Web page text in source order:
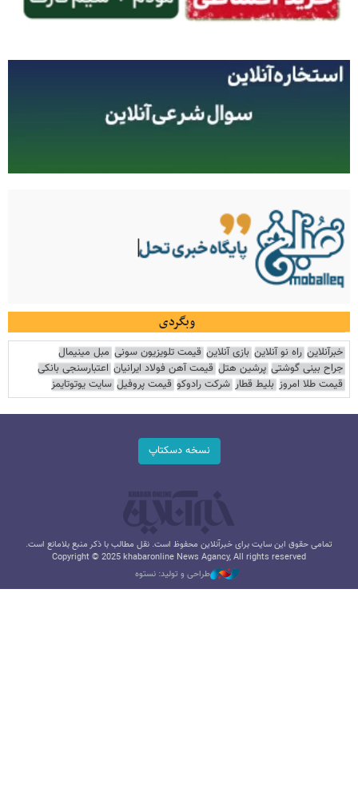
وبگردی
خبرآنلاین راه نو آنلاین بازی آنلاین قیمت تلویزیون سونی مبل مینیمال
جراح بینی گوشتی پرشین هتل قیمت آهن فولاد ایرانیان اعتبارسنجی بانکی
قیمت طلا امروز بلیط قطار شرکت رادوکو قیمت پروفیل سایت یوتوتایمز
نسخه دسکتاپ
تمامی حقوق این سایت برای خبرآنلاین محفوظ است. نقل مطالب با ذکر منبع بلامانع است.
Copyright © 2025 khabaronline News Agancy, All rights reserved
طراحی و تولید: نستوه